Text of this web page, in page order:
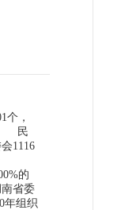
个，
民
1116
的
省委
年组织